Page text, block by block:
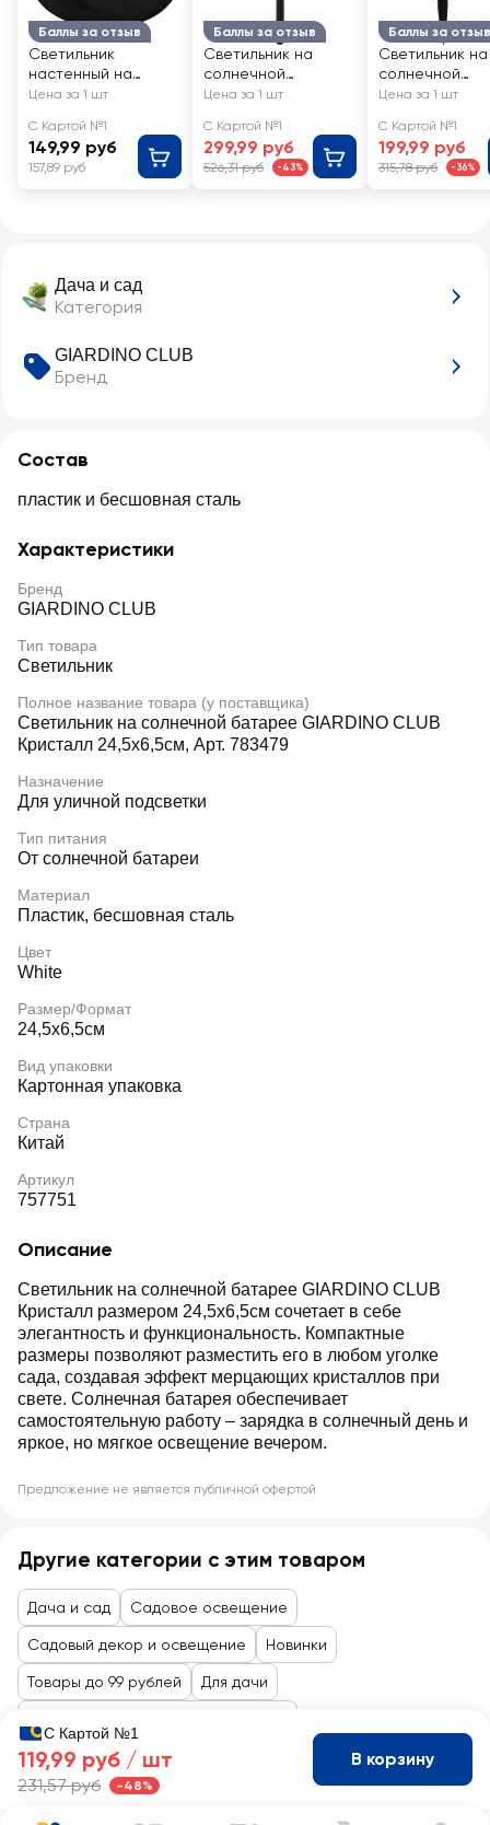
Дача и сад
Категория
GIARDINO CLUB
Бренд
Состав
пластик и бесшовная сталь
Характеристики
Бренд
GIARDINO CLUB
Тип товара
Светильник
Полное название товара (у поставщика)
Светильник на солнечной батарее GIARDINO CLUB
Кристалл 24,5х6,5см, Арт. 783479
Назначение
Для уличной подсветки
Тип питания
От солнечной батареи
Материал
Пластик, бесшовная сталь
Цвет
White
Размер/Формат
24,5х6,5см
Вид упаковки
Картонная упаковка
Страна
Китай
Артикул
757751
Описание
Светильник на солнечной батарее GIARDINO CLUB
Кристалл размером 24,5х6,5см сочетает в себе
элегантность и функциональность. Компактные
размеры позволяют разместить его в любом уголке
сада, создавая эффект мерцающих кристаллов при
свете. Солнечная батарея обеспечивает
самостоятельную работу – зарядка в солнечный день и
яркое, но мягкое освещение вечером.
Предложение не является публичной офертой
Баллы за отзыв
Светильник
настенный на
солнечной
CLUB 11х11х4,5см,
Арт. 353503
Цена за 1 шт
С Картой №1
149,99 руб
157,89 руб
Баллы за отзыв
Светильник на
солнечной
батарее GIARDINO
10х10х50см, Арт.
782764
Цена за 1 шт
С Картой №1
299,99 руб
526,31 руб -43%
Баллы за отзыв
Светильник на
солнечной
батарее
13х8,5х25см, Арт.
781478
Цена за 1 шт
С Картой №1
199,99 руб
315,78 руб -36%
Другие категории с этим товаром
Дача и сад Садовое освещение
Садовый декор и освещение Новинки
Товары до 99 рублей Для дачи
С Картой №1
119,99 руб / шт
231,57 руб -48%
В корзину